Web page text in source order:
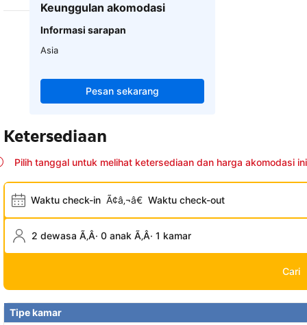
Keunggulan akomodasi
Informasi sarapan
Asia
Pesan sekarang
Ketersediaan
Pilih tanggal untuk melihat ketersediaan dan harga akomodasi ini
Waktu check-in Ã¢â‚¬â€ Waktu check-out
2 dewasa Ã‚Â· 0 anak Ã‚Â· 1 kamar
Cari
Tipe kamar